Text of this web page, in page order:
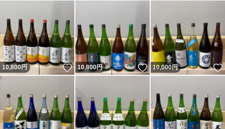
10,800円 いいね！
10,800円 いいね！
10,000円